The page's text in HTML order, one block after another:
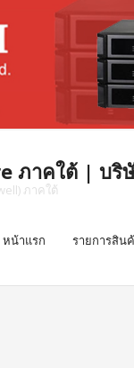
าคใต้ | บริษั
ภาคใต้
หน้าแรก รายการสิน